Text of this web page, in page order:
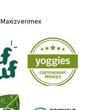
Maxizverimex